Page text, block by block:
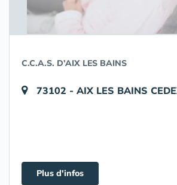
C.C.A.S. D’AIX LES BAINS
73102 - AIX LES BAINS
Plus d'infos